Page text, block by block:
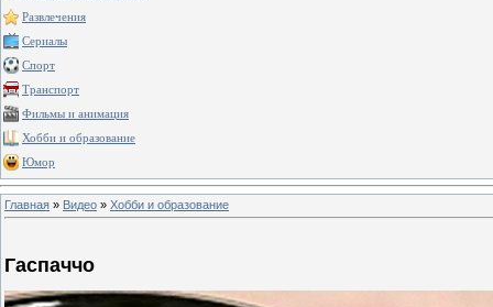
Развлечения
Сериалы
Спорт
Транспорт
Фильмы и анимация
Хобби и образование
Юмор
Главная » Видео » Хобби и образование
Гаспаччо